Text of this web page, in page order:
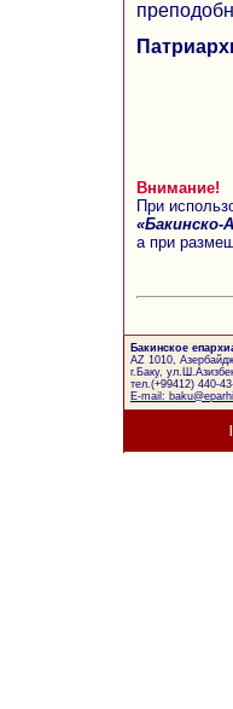
Внимание!
При
«Бакинско-
а при
Бакинское
AZ 1010,
г.Баку,
тел.(+99412) 440-
E-mail: